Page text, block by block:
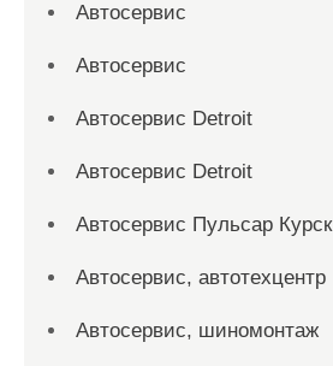
Автосервис
Автосервис
Автосервис Detroit
Автосервис Detroit
Автосервис Пульсар Курск
Автосервис, автотехцентр
Автосервис, шиномонтаж